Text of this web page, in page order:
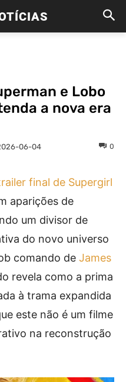
e Lobo
a nova era
06-04 0
final de Supergirl
aparições de
um divisor de
do novo universo
comando de James
revela como a prima
à trama expandida
este não é um filme
na reconstrução